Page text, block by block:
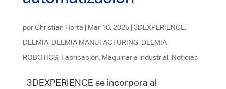
porChristian Horta | Mar 10, 2025|3DEXPERIENCE,
DELMIA, DELMIA MANUFACTURING, DELMIA
ROBOTICS, Fabricación, Maquinaria industrial, Noticias
3DEXPERIENCE se incorpora al